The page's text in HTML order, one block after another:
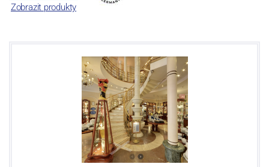
Zobrazit produkty